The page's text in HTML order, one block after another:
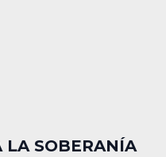
LA SOBERANÍA